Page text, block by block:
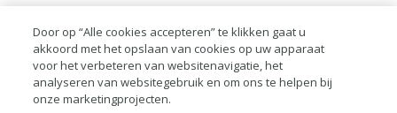
Door op “Alle cookies accepteren” te klikken gaat u
akkoord met het opslaan van cookies op uw apparaat
voor het verbeteren van websitenavigatie, het
analyseren van websitegebruik en om ons te helpen bij
onze marketingprojecten.